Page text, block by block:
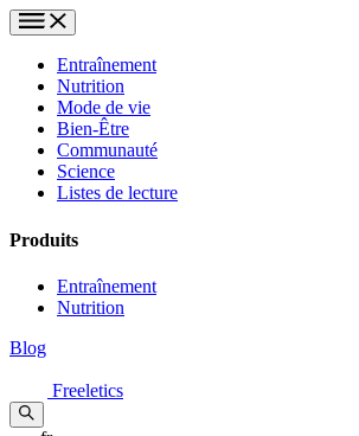
Entraînement
Nutrition
Mode de vie
Bien-Être
Communauté
Science
Listes de lecture
Produits
Entraînement
Nutrition
Blog
Freeletics